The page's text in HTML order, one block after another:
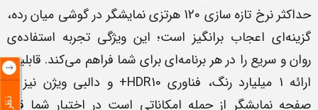
حداکثر نرخ تازه سازی 120 هرتزی نمایشگر در گوشی میان رده،
گزینه‌ای اعجاب برانگیز است؛ این ویژگی تجربه استفاده‌ی
روان و سریع را در هر برنامه‌ای برای شما فراهم می‌کند. قابلیت
ارائه 1 میلیارد رنگ، فناوری HDR10+ و دالبی ویژن نیز در
صفحه نمایشگر از جمله امکاناتی است در اختیار شما قرار